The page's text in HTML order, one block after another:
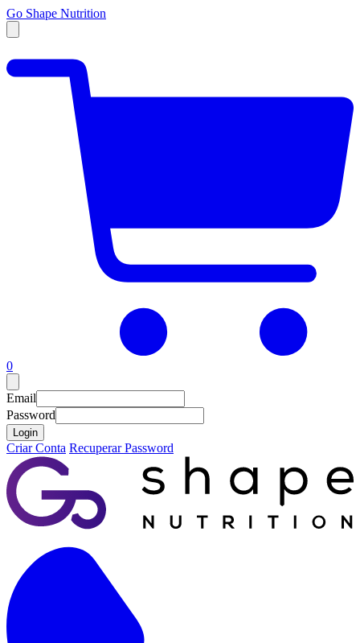
Go Shape Nutrition
0
Email
Password
Login
Criar Conta Recuperar Password